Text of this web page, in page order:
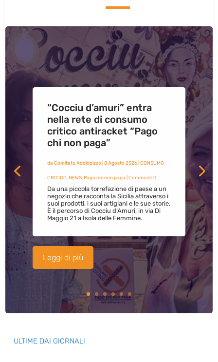
“Cocciu d’amuri” entra
nella rete di consumo
critico antiracket “Pago
chi non paga”
da Comitato Addiopizzo| 8 Agosto 2026| CONSUMO
CRITICO,NEWS,Pago chi non paga | Commenti 0
Da una piccola torrefazione di paese a un
negozio che racconta la Sicilia attraverso i
suoi prodotti, i suoi artigiani e le sue storie.
È il percorso di Cocciu d’Amuri, in via Di
Maggio 21 a Isola delle Femmine.
Leggi di più
ULTIME DAI GIORNALI